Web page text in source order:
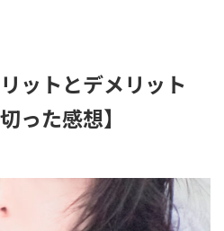
ットとデメリット
った感想】